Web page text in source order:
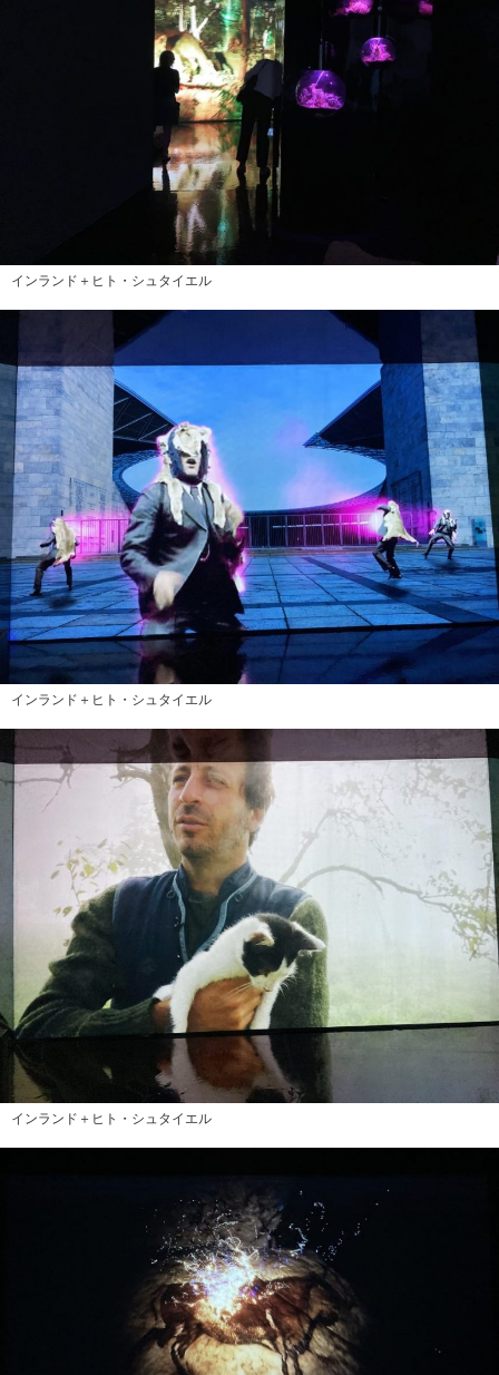
インランド＋ヒト・シュタイエル
インランド＋ヒト・シュタイエル
インランド＋ヒト・シュタイエル